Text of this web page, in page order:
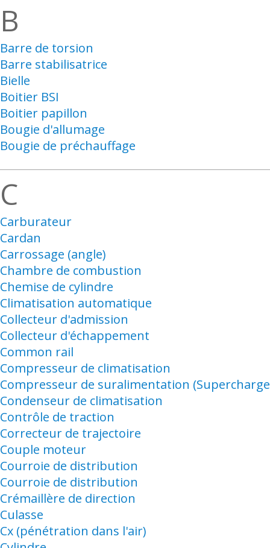
B
Barre de torsion
Barre stabilisatrice
Bielle
Boitier BSI
Boitier papillon
Bougie d'allumage
Bougie de préchauffage
C
Carburateur
Cardan
Carrossage (angle)
Chambre de combustion
Chemise de cylindre
Climatisation automatique
Collecteur d'admission
Collecteur d'échappement
Common rail
Compresseur de climatisation
Compresseur de suralimentation
Condenseur de climatisation
Contrôle de traction
Correcteur de trajectoire
Couple moteur
Courroie de distribution
Courroie de distribution
Crémaillère de direction
Culasse
Cx (pénétration dans l'air)